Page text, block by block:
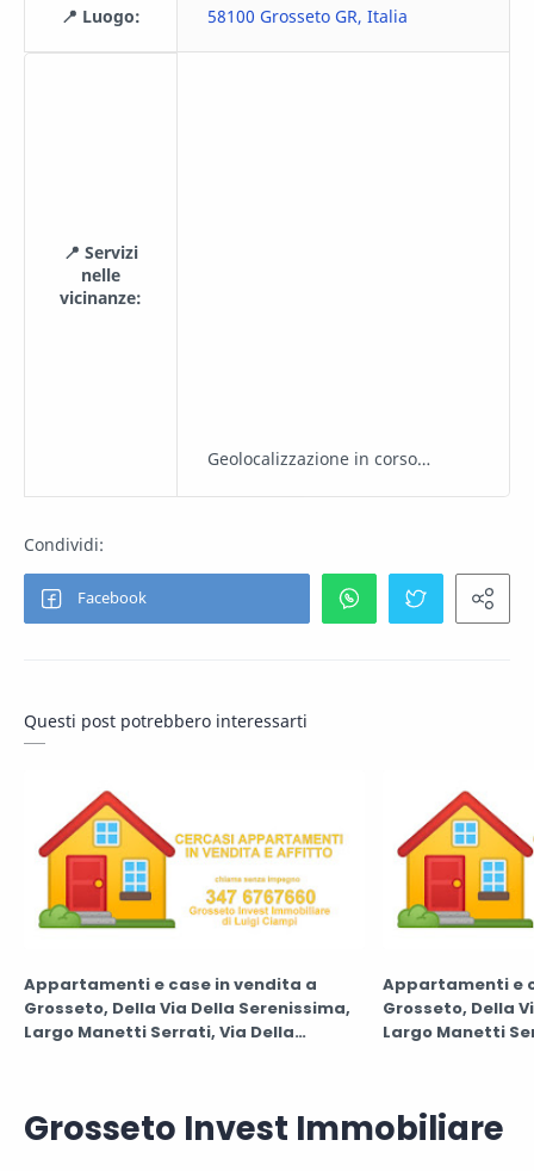
📍 Luogo: 58100 Grosseto GR, Italia
📍 Servizi
nelle
vicinanze:
Geolocalizzazione in corso…
Questi post potrebbero interessarti
Appartamenti e case in vendita a
Grosseto, Della Via Della Serenissima,
Largo Manetti Serrati, Via Della
Sforza, Via Sicilia, Viale Senegal,
Appartamenti e
Grosseto, Della
Largo Manetti
Sforza, Via
Grosseto Invest Immobiliare